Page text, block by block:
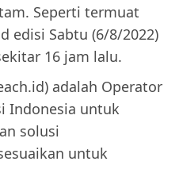
Seperti termuat
edisi Sabtu (6/8/2022)
16 jam lalu.
adalah Operator
Indonesia untuk
solusi
untuk